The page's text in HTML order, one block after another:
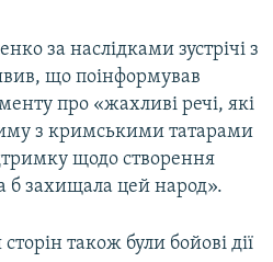
за наслідками зустрічі з
що поінформував
про «жахливі речі, які
з кримськими татарами
щодо створення
б захищала цей народ».
також були бойові дії